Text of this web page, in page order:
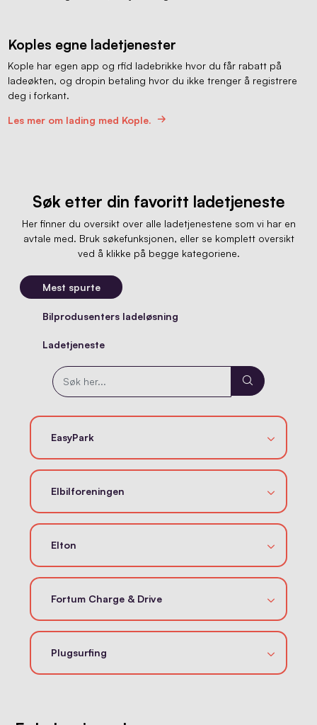
Koples egne ladetjenester
Kople har egen app og rfid ladebrikke hvor du får rabatt på
ladeøkten, og dropin betaling hvor du ikke trenger å registrere
deg i forkant.
Les mer om lading med Kople.
Søk etter din favoritt ladetjeneste
Her finner du oversikt over alle ladetjenestene som vi har en
avtale med. Bruk søkefunksjonen, eller se komplett oversikt
ved å klikke på begge kategoriene.
Mest spurte
Bilprodusenters ladeløsning
Ladetjeneste
EasyPark
Elbilforeningen
Elton
Fortum Charge & Drive
Plugsurfing